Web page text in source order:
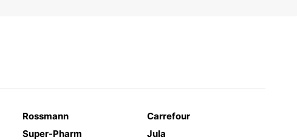
Rossmann
Carrefour
Super-Pharm
Jula